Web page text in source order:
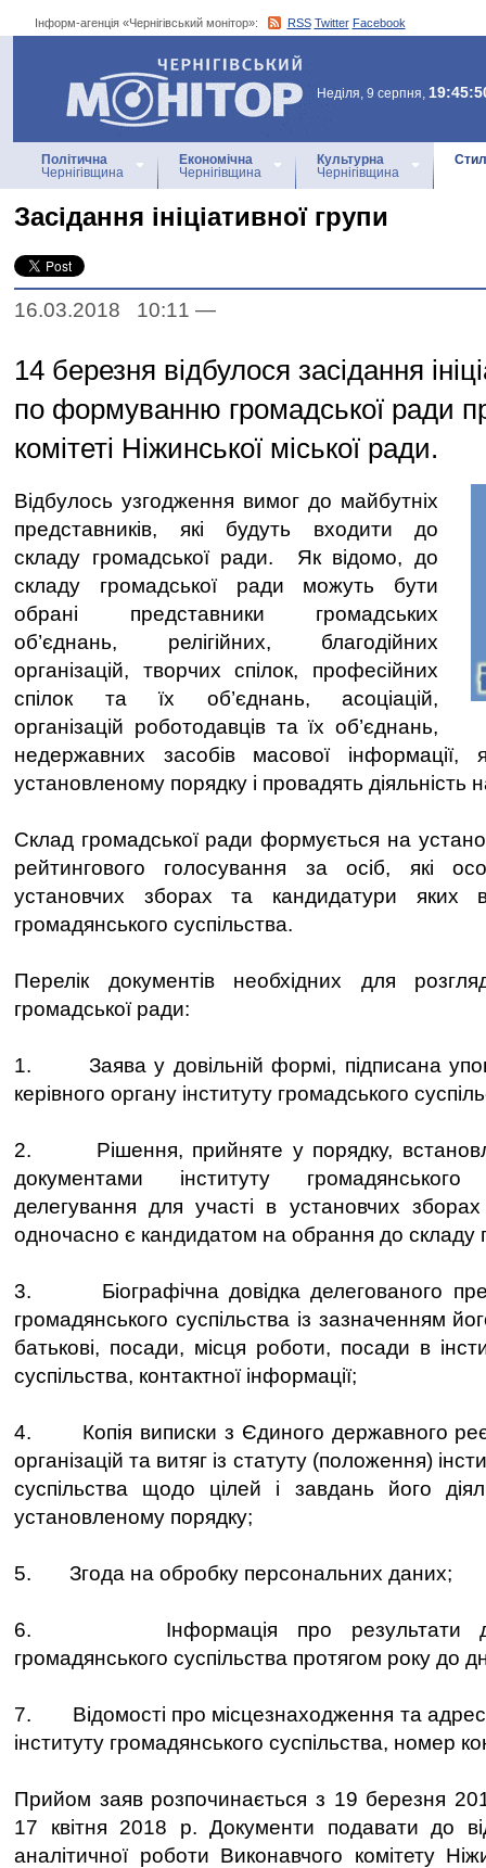
Інформ-агенція «Чернігівський монітор»: RSS Twitter Facebook
Інформ-агенція
«Чернігівський монітор»
Неділя, 9 серпня,
Політична
Чернігівщина
Економічна
Чернігівщина
Культурна
Чернігівщина
Засідання ініціативної групи
16.03.2018 10:11 —
14 березня відбулося засідання
по формуванню громадської ради
комітеті Ніжинської міської ради.
Відбулось узгодження вимог до майбутніх
представників, які будуть входити до
складу громадської ради. Як відомо, до
складу громадської ради можуть бути
обрані представники громадських
об’єднань, релігійних, благодійних
організацій, творчих спілок, професійних
спілок та їх об’єднань, асоціацій,
організацій роботодавців та їх об’єднань,
недержавних засобів масової інформації,
установленому порядку і провадять діяльність
Склад громадської ради формується на
рейтингового голосування за осіб, які
установчих зборах та кандидатури яких
громадянського суспільства.
Перелік документів необхідних для
громадської ради:
1. Заява у довільній формі, підписана
керівного органу інституту громадського
2. Рішення, прийняте у порядку,
документами інституту
делегування для участі в установчих
одночасно є кандидатом на обрання до складу
3. Біографічна довідка делегованого
громадянського суспільства із зазначенням
батькові, посади, місця роботи, посади в
суспільства, контактної інформації;
4. Копія виписки з Єдиного державного
організацій та витяг із статуту (положення)
суспільства щодо цілей і завдань його
установленому порядку;
5. Згода на обробку персональних даних;
6. Інформація про результати
громадянського суспільства протягом року до
7. Відомості про місцезнаходження та
інституту громадянського суспільства, номер
Прийом заяв розпочинається з 19 березня
17 квітня 2018 р. Документи подавати до
аналітичної роботи Виконавчого комітету